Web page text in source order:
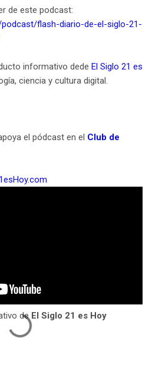
de este podcast:
flash-diario-de-el-siglo-21-
informativo dede El Siglo 21 es
ciencia y cultura digital.
el pódcast en el Club de
de El Siglo 21 es Hoy